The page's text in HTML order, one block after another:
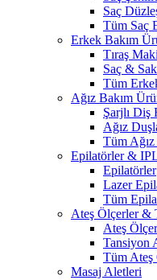
Saç
Tüm Saç
Erkek Bakım
Tıraş
Saç &
Tüm
Ağız Bakım
Şarjlı Diş
Ağız
Tüm
Epilatörler &
Epilatörler
Lazer
Tüm
Ateş Ölçerler &
Ateş
Tansiyon
Tüm Ateş
Masaj Aletleri